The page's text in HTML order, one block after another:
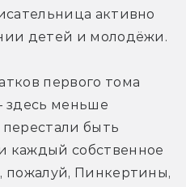
активно
детей и молодёжи.
первого тома
здесь меньше
быть
каждый собственное
пожалуй, Пинкертины,